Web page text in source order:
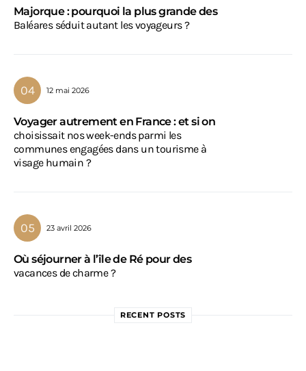
Majorque : pourquoi la plus grande des
Baléares séduit autant les voyageurs ?
12 mai 2026
Voyager autrement en France : et si on
choisissait nos week-ends parmi les
communes engagées dans un tourisme à
visage humain ?
23 avril 2026
Où séjourner à l’île de Ré pour des
vacances de charme ?
RECENT POSTS